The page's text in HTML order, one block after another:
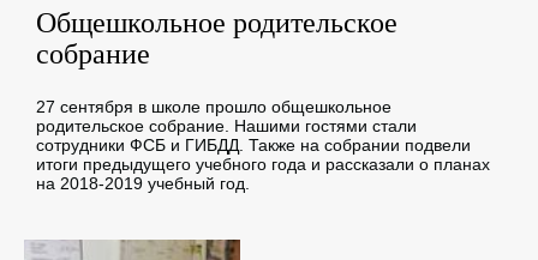
Общешкольное родительское
собрание
27 сентября в школе прошло общешкольное
родительское собрание. Нашими гостями стали
сотрудники ФСБ и ГИБДД. Также на собрании подвели
итоги предыдущего учебного года и рассказали о планах
на 2018-2019 учебный год.